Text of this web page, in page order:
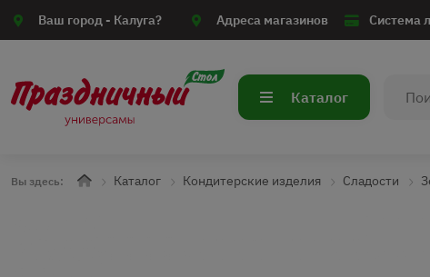
Ваш город - Калуга? Адреса магазинов Система
Каталог
Вы здесь: Каталог Кондитерские изделия Сладости